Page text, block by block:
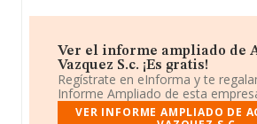
Ver el informe ampliado de
Vazquez S.c. ¡Es gratis!
Regístrate en eInforma y te
Informe Ampliado de esta
VER INFORME AMPLIADO DE